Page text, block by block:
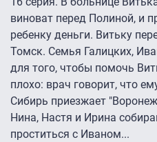
виноват перед Полиной, и
ребенку деньги. Витьку
Томск. Семья Галицких,
для того, чтобы помочь
плохо: врач говорит, что
Сибирь приезжает
Нина, Настя и Ирина
проститься с Иваном...